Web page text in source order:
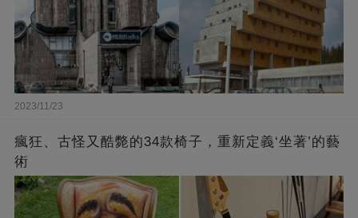
2023/11/23
瘋狂、古怪又酷斃的34款椅子，重新定義‘坐著’的藝
術